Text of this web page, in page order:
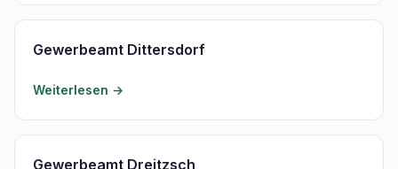
Gewerbeamt Dittersdorf
Weiterlesen →
Gewerbeamt Dreitzsch